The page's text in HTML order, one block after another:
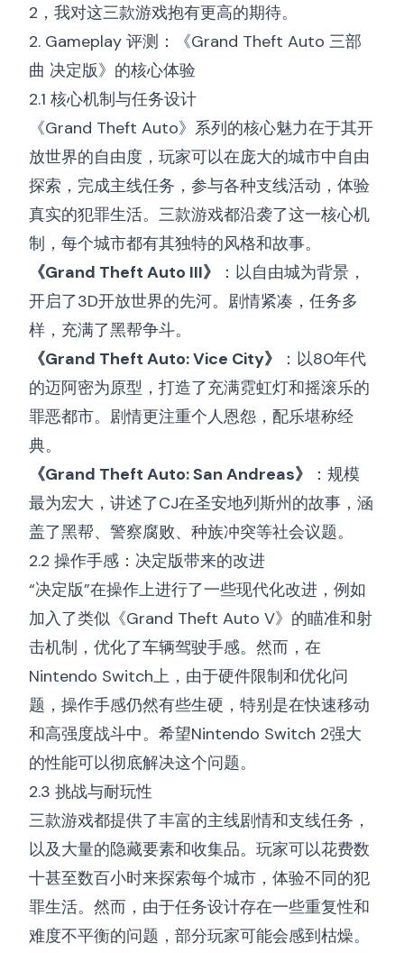
2，我对这三款游戏抱有更高的期待。
2. Gameplay 评测：《Grand Theft Auto 三部
曲 决定版》的核心体验
2.1 核心机制与任务设计
《Grand Theft Auto》系列的核心魅力在于其开
放世界的自由度，玩家可以在庞大的城市中自由
探索，完成主线任务，参与各种支线活动，体验
真实的犯罪生活。三款游戏都沿袭了这一核心机
制，每个城市都有其独特的风格和故事。
《Grand Theft Auto III》
：以自由城为背景，
开启了3D开放世界的先河。剧情紧凑，任务多
样，充满了黑帮争斗。
《Grand Theft Auto: Vice City》
：以80年代
的迈阿密为原型，打造了充满霓虹灯和摇滚乐的
罪恶都市。剧情更注重个人恩怨，配乐堪称经
典。
《Grand Theft Auto: San Andreas》
：规模
最为宏大，讲述了CJ在圣安地列斯州的故事，涵
盖了黑帮、警察腐败、种族冲突等社会议题。
2.2 操作手感：决定版带来的改进
“决定版”在操作上进行了一些现代化改进，例如
加入了类似《Grand Theft Auto V》的瞄准和射
击机制，优化了车辆驾驶手感。然而，在
Nintendo Switch上，由于硬件限制和优化问
题，操作手感仍然有些生硬，特别是在快速移动
和高强度战斗中。希望Nintendo Switch 2强大
的性能可以彻底解决这个问题。
2.3 挑战与耐玩性
三款游戏都提供了丰富的主线剧情和支线任务，
以及大量的隐藏要素和收集品。玩家可以花费数
十甚至数百小时来探索每个城市，体验不同的犯
罪生活。然而，由于任务设计存在一些重复性和
难度不平衡的问题，部分玩家可能会感到枯燥。